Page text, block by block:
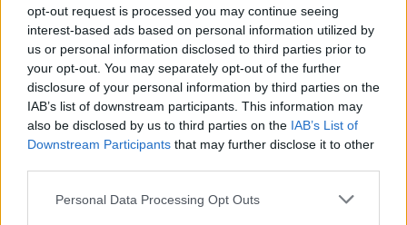
opt-out request is processed you may continue seeing
interest-based ads based on personal information utilized by
us or personal information disclosed to third parties prior to
your opt-out. You may separately opt-out of the further
disclosure of your personal information by third parties on the
IAB’s list of downstream participants. This information may
also be disclosed by us to third parties on the IAB’s List of
Downstream Participants that may further disclose it to other
Please note that this website/app uses one or more Google
Personal Data Processing Opt Outs
20:01
SNCASE SE.5000 Baroudeur: το γαλλικό
μαχητικό που… ξέχασε τους τροχούς
προσγείωσης